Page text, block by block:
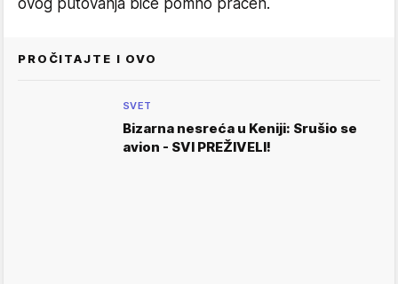
ovog putovanja biće pomno praćen.
PROČITAJTE I OVO
SVET
Bizarna nesreća u Keniji: Srušio se
avion - SVI PREŽIVELI!